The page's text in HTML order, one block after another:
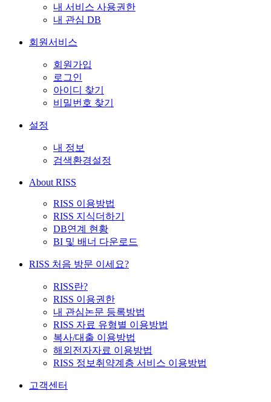
내 서비스 사용권한
내 관심 DB
회원서비스
회원가입
로그인
아이디 찾기
비밀번호 찾기
설정
내 정보
검색환경설정
About RISS
RISS 이용방법
RISS 지식더하기
DB연계 현황
BI 및 배너 다운로드
RISS 처음 방문 이세요?
RISS란?
RISS 이용권한
내 관심논문 등록방법
RISS 자료 유형별 이용방법
복사/대출 이용방법
해외전자자료 이용방법
RISS 정보취약계층 서비스 이용방법
고객센터